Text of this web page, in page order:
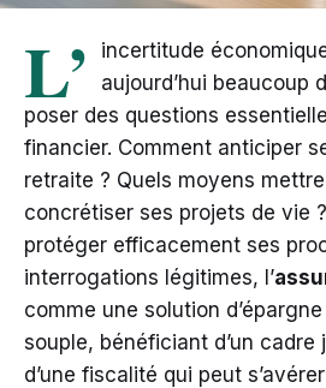
L’
incertitude
aujourd’hui beaucoup
poser des questions
financier. Comment anticiper
retraite ? Quels moyens
concrétiser ses projets de vie
protéger efficacement ses
interrogations légitimes, l’
comme une solution
souple, bénéficiant d’un
d’une fiscalité qui peut